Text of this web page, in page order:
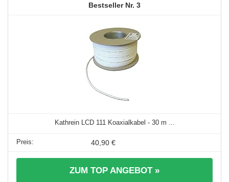
3
Kathrein LCD 111 Koaxialkabel - 30 m ...
40,90 €
ZUM TOP ANGEBOT »